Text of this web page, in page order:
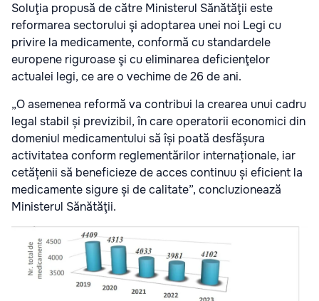
Soluţia propusă de către Ministerul Sănătăţii este
reformarea sectorului şi adoptarea unei noi Legi cu
privire la medicamente, conformă cu standardele
europene riguroase şi cu eliminarea deficienţelor
actualei legi, ce are o vechime de 26 de ani.
„O asemenea reformă va contribui la crearea unui cadru
legal stabil și previzibil, în care operatorii economici din
domeniul medicamentului să își poată desfășura
activitatea conform reglementărilor internaționale, iar
cetățenii să beneficieze de acces continuu și eficient la
medicamente sigure și de calitate”, concluzionează
Ministerul Sănătăţii.